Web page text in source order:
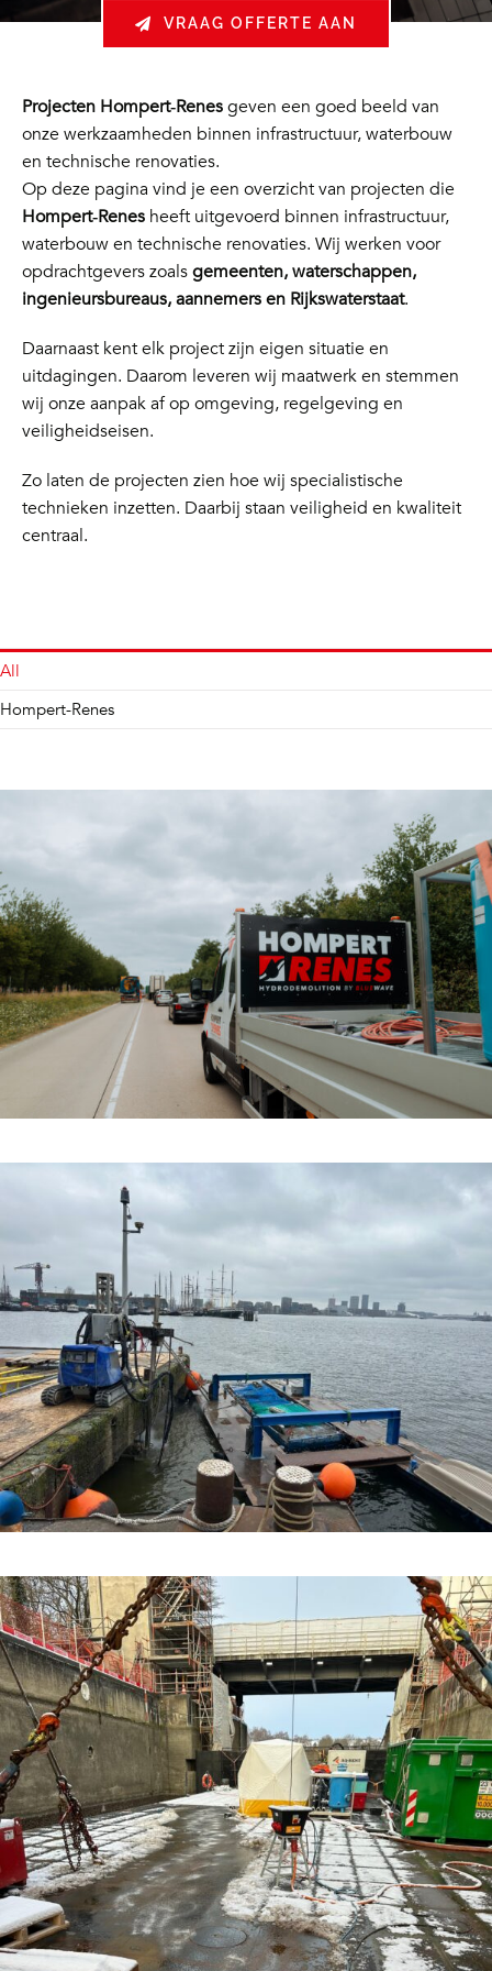
VRAAG OFFERTE AAN
Projecten Hompert‑Renesgeven een goed beeld van
onze werkzaamheden binnen infrastructuur, waterbouw
en technische renovaties.
Op deze pagina vind je een overzicht van projecten die
Hompert‑Renesheeft uitgevoerd binnen infrastructuur,
waterbouw en technische renovaties. Wij werken voor
opdrachtgevers zoalsgemeenten, waterschappen,
ingenieursbureaus, aannemers en Rijkswaterstaat.
Daarnaast kent elk project zijn eigen situatie en
uitdagingen. Daarom leveren wij maatwerk en stemmen
wij onze aanpak af op omgeving, regelgeving en
veiligheidseisen.
Zo laten de projecten zien hoe wij specialistische
technieken inzetten. Daarbij staan veiligheid en kwaliteit
centraal.
All
Hompert-Renes